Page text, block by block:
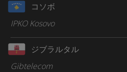
コソボ
IPKO Kosovo
ジブラルタル
Gibtelecom